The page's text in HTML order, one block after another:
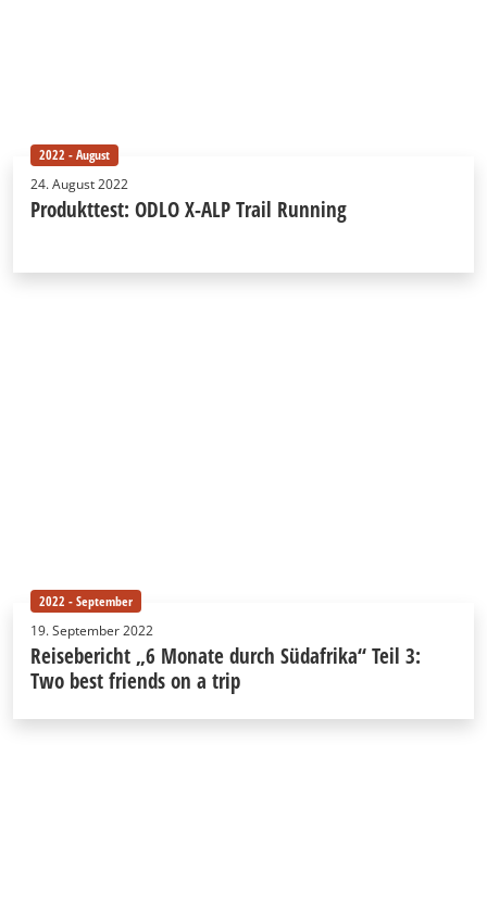
2022 - August
24. August 2022
Produkttest: ODLO X-ALP Trail Running
2022 - September
19. September 2022
Reisebericht „6 Monate durch Südafrika“ Teil 3:
Two best friends on a trip